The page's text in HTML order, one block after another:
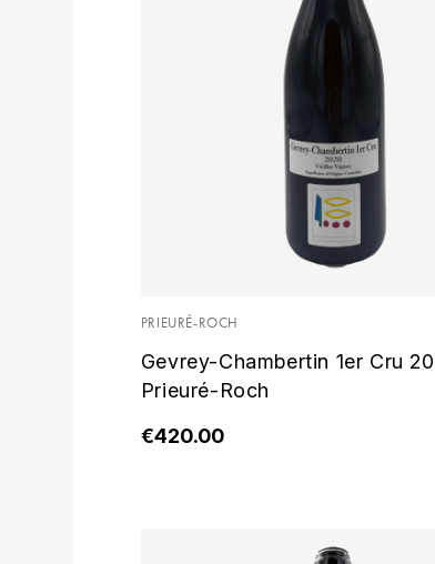
PRIEURÉ-ROCH
Gevrey-Chambertin 1er Cru
Prieuré-Roch
€420.00